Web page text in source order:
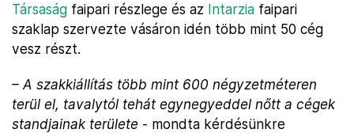
Társaság faipari részlege és az Intarzia faipari
szaklap szervezte vásáron idén több mint 50 cég
vesz részt.
– A szakkiállítás több mint 600 négyzetméteren
terül el, tavalytól tehát egynegyeddel nőtt a cégek
standjainak területe - mondta kérdésünkre